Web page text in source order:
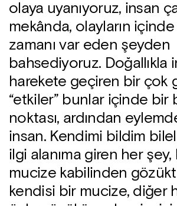
olaya uyanıyoruz, insan
mekânda, olayların
zamanı var eden şeyden
bahsediyoruz. Doğallıkla
harekete geçiren bir çok
“etkiler” bunlar içinde bir
noktası, ardından
insan. Kendimi bildim
ilgi alanıma giren her
mucize kabilinden
kendisi bir mucize, diğer